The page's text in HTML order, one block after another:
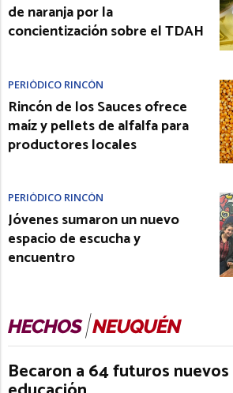
de naranja por la
concientización sobre el TDAH
PERIÓDICO RINCÓN
Rincón de los Sauces ofrece
maíz y pellets de alfalfa para
productores locales
PERIÓDICO RINCÓN
Jóvenes sumaron un nuevo
espacio de escucha y
encuentro
Becaron a 64 futuros